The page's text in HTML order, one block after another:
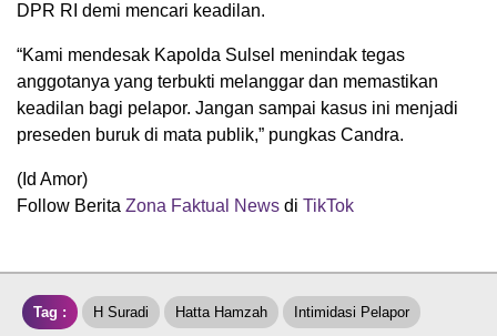
DPR RI demi mencari keadilan.
“Kami mendesak Kapolda Sulsel menindak tegas
anggotanya yang terbukti melanggar dan memastikan
keadilan bagi pelapor. Jangan sampai kasus ini menjadi
preseden buruk di mata publik,” pungkas Candra.
(Id Amor)
Follow Berita Zona Faktual News di TikTok
Tag : H Suradi Hatta Hamzah Intimidasi Pelapor